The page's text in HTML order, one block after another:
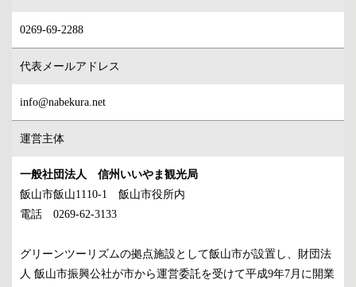
0269-69-2288
代表メールアドレス
info@nabekura.net
運営主体
一般社団法人 信州いいやま観光局
飯山市飯山1110-1 飯山市役所内
電話 0269-62-3133
グリーンツーリズムの拠点施設として飯山市が設置し、財団法
人 飯山市振興公社が市から運営委託を受けて平成9年7月に開業